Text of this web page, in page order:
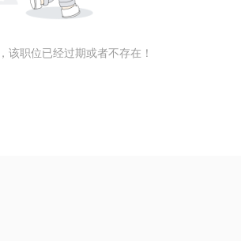
该职位已经过期或者不存在！